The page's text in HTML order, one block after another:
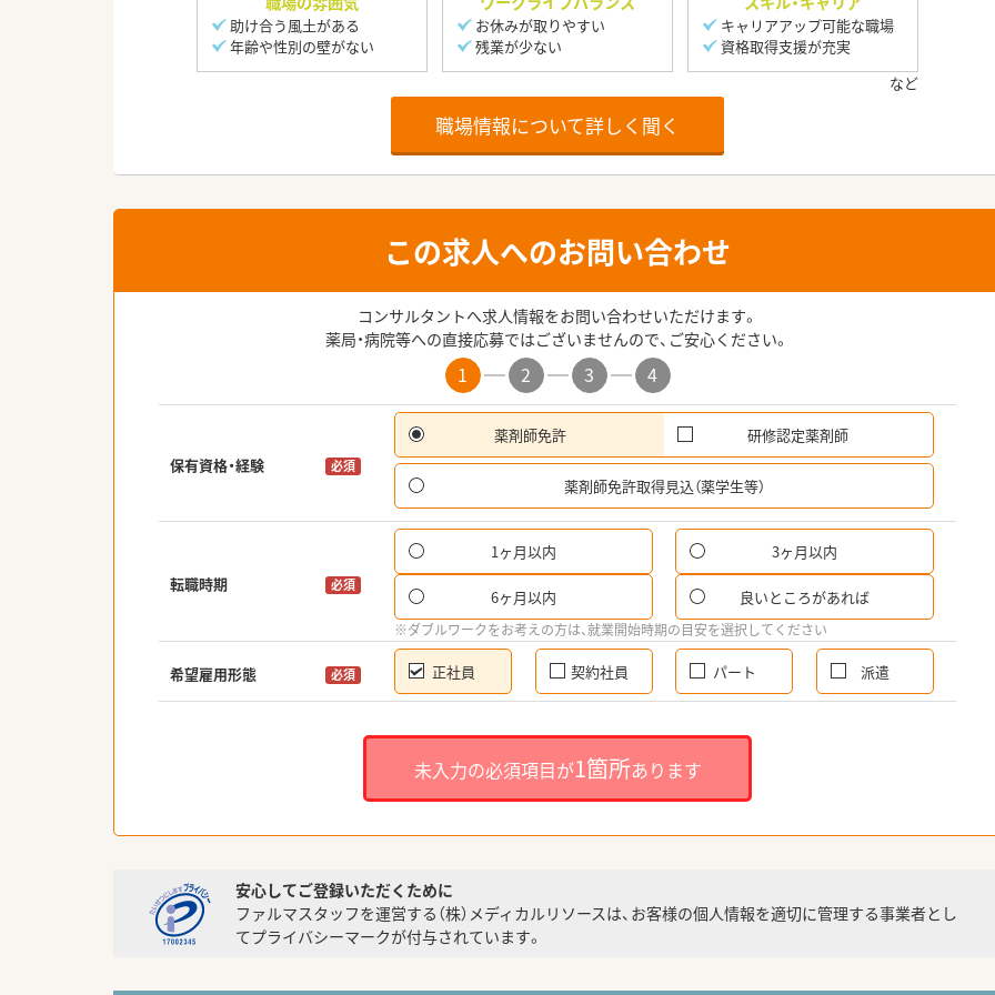
助け合う風土がある
年齢や性別の壁がない
お休みが取りやすい
残業が少ない
キャリアアップ可能な職場
資格取得支援が充実
職場情報について詳しく聞く
この求人へのお問い合わせ
コンサルタントへ求人情報をお問い合わせいただけます。
薬局・病院等への直接応募ではございませんので、ご安心ください。
1 2 3 4
保有資格・経験 必須
薬剤師免許 研修認定薬剤師
薬剤師免許取得見込（薬学生等）
転職時期 必須
1ヶ月以内 3ヶ月以内
6ヶ月以内 良いところがあれば
※ダブルワークをお考えの方は、就業開始時期の目安を選択してください
希望雇用形態 必須 正社員 契約社員 パート 派遣
未入力の必須項目が1箇所あります
安心してご登録いただくために
ファルマスタッフを運営する（株）メディカルリソースは、お客様の個人情報を適切に管理する事業者とし
てプライバシーマークが付与されています。